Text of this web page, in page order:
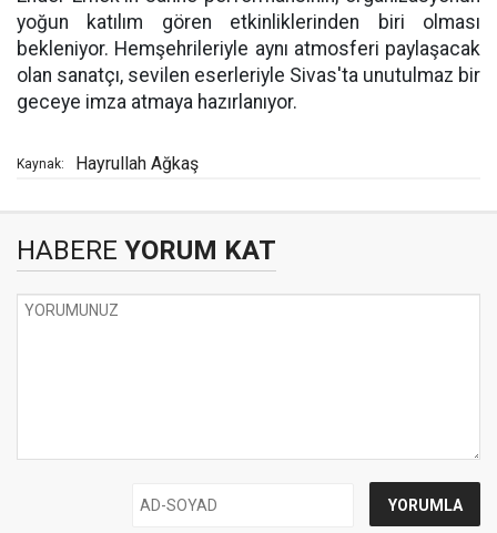
yoğun katılım gören etkinliklerinden biri olması
bekleniyor. Hemşehrileriyle aynı atmosferi paylaşacak
olan sanatçı, sevilen eserleriyle Sivas'ta unutulmaz bir
geceye imza atmaya hazırlanıyor.
Kaynak: Hayrullah Ağkaş
HABERE YORUM KAT